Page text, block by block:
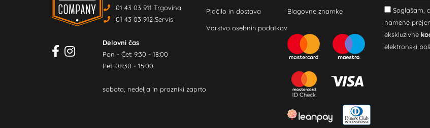
01 43 03 911 Trgovina
01 43 03 912 Servis
Delovni čas
Pon - Čet: 9:30 - 18:00
Pet: 08:30 - 15:00
sobota, nedelja in prazniki zaprto
Plačilo in dostava
Varstvo osebnih podatkov
Blagovne znamke
Soglašam,
namene
ekskluzivne
elektronski